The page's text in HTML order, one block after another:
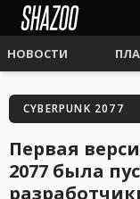
НОВОСТИ
CYBERPUNK 2077
Первая
2077 была